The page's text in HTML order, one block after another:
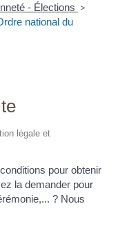
- Élections >
national du
légale et
pour obtenir
la demander pour
? Nous